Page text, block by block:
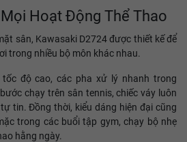
Hoạt Động Thể Thao
sân, Kawasaki D2724 được thiết kế để
trong nhiều bộ môn khác nhau.
độ cao, các pha xử lý nhanh trong
chạy trên sân tennis, chiếc váy luôn
tin. Đồng thời, kiểu dáng hiện đại cũng
trong các buổi tập gym, chạy bộ nhẹ
hằng ngày.